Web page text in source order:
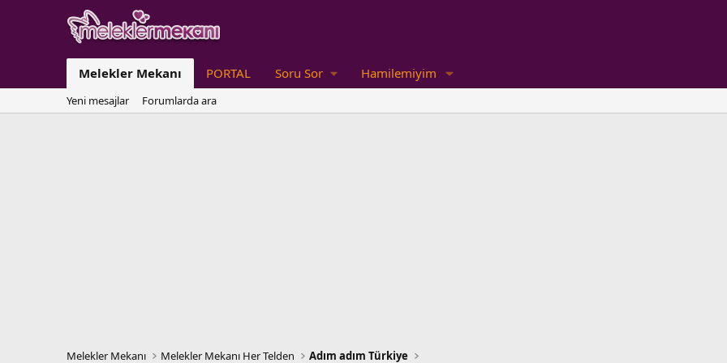
Melekler Mekanı PORTAL Soru Sor Hamilemiyim
Yeni mesajlar Forumlarda ara
Melekler Mekanı Melekler Mekanı Her Telden Adım adım Türkiye